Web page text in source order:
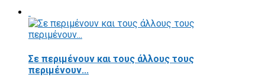
Σε περιμένουν και τους άλλους τους
περιμένουν...